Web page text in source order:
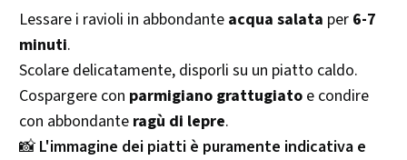
Lessare i ravioli in abbondante acqua salata per 6-7
minuti.
Scolare delicatamente, disporli su un piatto caldo.
Cospargere con parmigiano grattugiato e condire
con abbondante ragù di lepre.
📸 L'immagine dei piatti è puramente indicativa e